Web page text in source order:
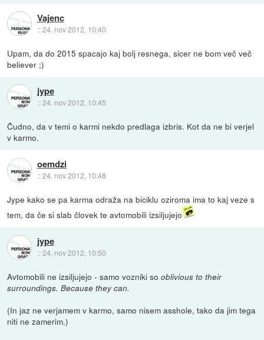
Vajenc
::24. nov 2012, 10:40
Upam, da do 2015 spacajo kaj bolj resnega, sicer ne bom več več
believer ;)
jype
::24. nov 2012, 10:45
Čudno, da v temi o karmi nekdo predlaga izbris. Kot da ne bi verjel
v karmo.
oemdzi
::24. nov 2012, 10:48
Jype kako se pa karma odraža na biciklu oziroma ima to kaj veze s
tem, da če si slab človek te avtomobili izsiljujejo
jype
::24. nov 2012, 10:50
Avtomobili ne izsiljujejo - samo vozniki sooblivious to their
surroundings. Because they can.
(In jaz ne verjamem v karmo, samo nisem asshole, tako da jim tega
niti ne zamerim.)